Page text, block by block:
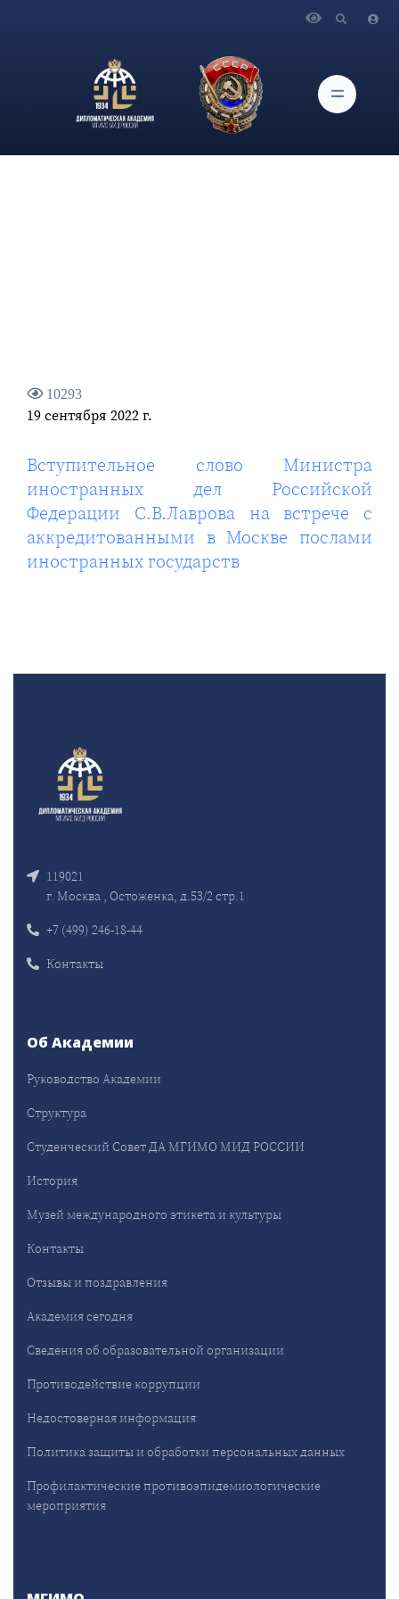
Российской Федерации С.В.Лаврова на встрече с
аккредитованными в Москве послами иностранных
10293
19 сентября 2022 г.
Вступительное слово Министра
иностранных дел Российской
Федерации С.В.Лаврова на встрече с
аккредитованными в Москве послами
иностранных государств
119021
г. Москва , Остоженка, д.53/2 стр.1
+7 (499) 246-18-44
Контакты
Об Академии
Руководство Академии
Структура
Студенческий Совет ДА МГИМО МИД РОССИИ
История
Музей международного этикета и культуры
Контакты
Отзывы и поздравления
Академия сегодня
Сведения об образовательной организации
Противодействие коррупции
Недостоверная информация
Политика защиты и обработки персональных данных
Профилактические противоэпидемиологические
мероприятия